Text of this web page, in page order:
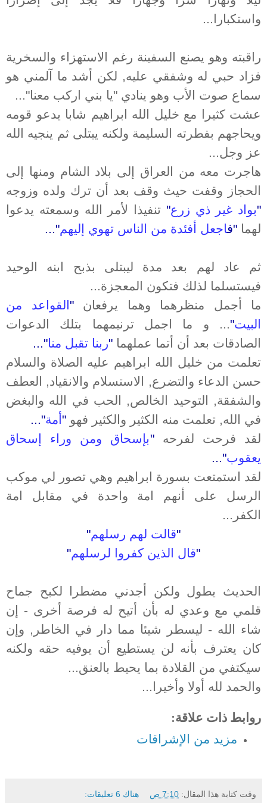
واستكبارا...
راقبته وهو يصنع السفينة رغم الاستهزاء والسخرية
فزاد حبي له وشفقي عليه, لكن أشد ما آلمني هو
سماع صوت الأب وهو ينادي "يا بني اركب معنا"...
عشت كثيرا مع خليل الله ابراهيم شابا يدعو قومه
ويحاجهم بفطرته السليمة ولكنه يبتلى ثم ينجيه الله
عز وجل...
هاجرت معه من العراق إلى بلاد الشام ومنها إلى
الحجاز وقفت حيث وقف بعد أن ترك ولده وزوجه
"بواد غير ذي زرع" تنفيذا لأمر الله وسمعته يدعوا
لهما "فاجعل أفئدة من الناس تهوي إليهم"...
ثم عاد لهم بعد مدة ليبتلى بذبح ابنه الوحيد
فيستسلما لذلك فتكون المعجزة...
ما أجمل منظرهما وهما يرفعان " القواعد من
البيت"... و ما اجمل ترنيمهما بتلك الدعوات
الصادقات بعد أن أتما عملهما "ربنا تقبل منا"...
تعلمت من خليل الله ابراهيم عليه الصلاة والسلام
حسن الدعاء والتضرع, الاستسلام والانقياد, العطف
والشفقة, التوحيد الخالص, الحب في الله والبغض
في الله, تعلمت منه الكثير والكثير فهو " أمة"...
لقد فرحت لفرحه "بإسحاق ومن وراء إسحاق
يعقوب"...
لقد استمتعت بسورة ابراهيم وهي تصور لي موكب
الرسل على أنهم امة واحدة في مقابل امة
الكفر...
"قالت لهم رسلهم"
"قال الذين كفروا لرسلهم"
الحديث يطول ولكن أجدني مضطرا لكبح جماح
قلمي مع وعدي له بأن أتيح له فرصة أخرى - إن
شاء الله - ليسطر شيئا مما دار في الخاطر, وإن
كان يعترف بأنه لن يستطيع أن يوفيه حقه ولكنه
سيكتفي من القلادة بما يحيط بالعنق...
والحمد لله أولا وأخيرا...
روابط ذات علاقة:
مزيد من الإشراقات
وقت كتابة هذا المقال: 7:10 ص هناك 6 تعليقات: